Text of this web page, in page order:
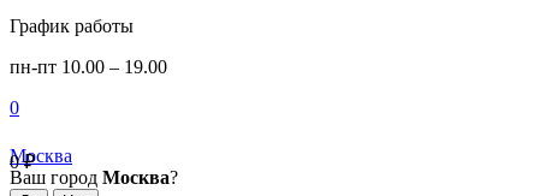
График работы
пн-пт 10.00 – 19.00
0
0₽
Москва
Ваш город Москва?